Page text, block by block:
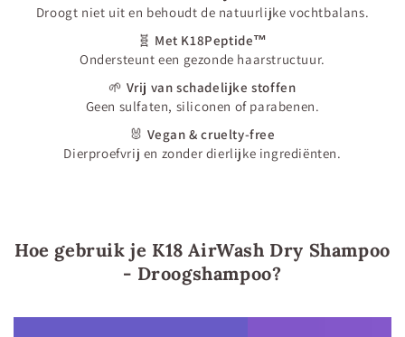
Droogt niet uit en behoudt de natuurlijke vochtbalans.
🧬 Met K18Peptide™
Ondersteunt een gezonde haarstructuur.
🌱 Vrij van schadelijke stoffen
Geen sulfaten, siliconen of parabenen.
🐰 Vegan & cruelty-free
Dierproefvrij en zonder dierlijke ingrediënten.
Hoe gebruik je K18 AirWash Dry Shampoo
- Droogshampoo?